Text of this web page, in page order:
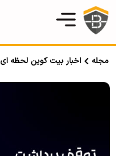
مجله اخبار بیت کوین لحظه ای